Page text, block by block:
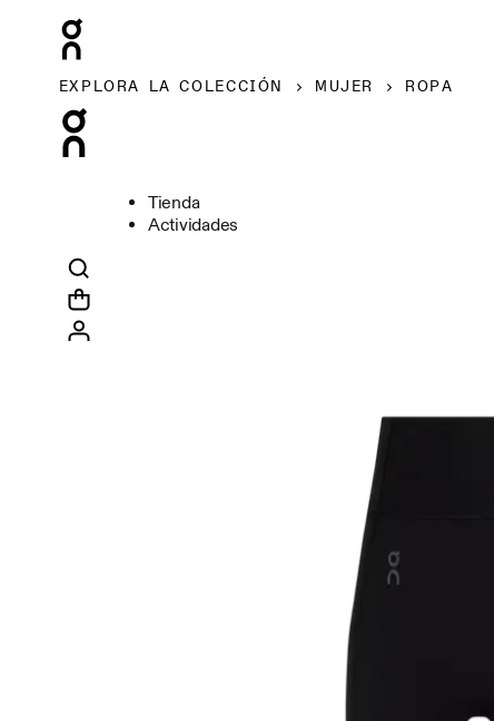
EXPLORA LA COLECCIÓN MUJER ROPA
Tienda
Actividades